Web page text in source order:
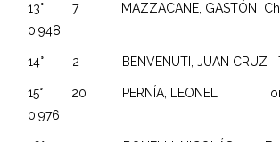
13° 7 MAZZACANE, GASTÓN
0.948
14° 2 BENVENUTI, JUAN CRUZ
15° 20 PERNÍA,
0.976